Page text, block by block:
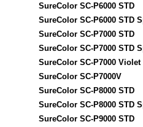
SureColor SC-P6000 STD
SureColor SC-P6000 STD
SureColor SC-P7000 STD
SureColor SC-P7000 STD
SureColor SC-P7000 Violet
SureColor SC-P7000V
SureColor SC-P8000 STD
SureColor SC-P8000 STD
SureColor SC-P9000 STD